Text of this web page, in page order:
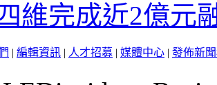
維完成近2億元
| 編輯資訊 | 人才招募 | 媒體中心 | 發佈新